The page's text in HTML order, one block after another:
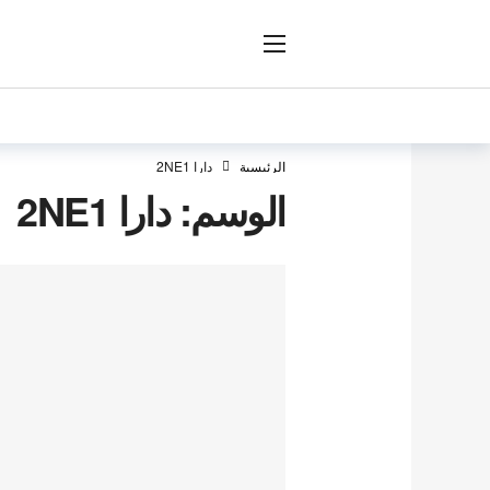
الرئيسية دارا 2NE1
الوسم:دارا 2NE1